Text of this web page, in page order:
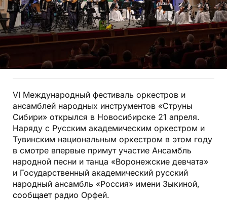
VI Международный фестиваль оркестров и
ансамблей народных инструментов «Струны
Сибири» открылся в Новосибирске 21 апреля.
Наряду с Русским академическим оркестром и
Тувинским национальным оркестром в этом году
в смотре впервые примут участие Ансамбль
народной песни и танца «Воронежские девчата»
и Государственный академический русский
народный ансамбль «Россия» имени Зыкиной,
сообщаетрадио Орфей.